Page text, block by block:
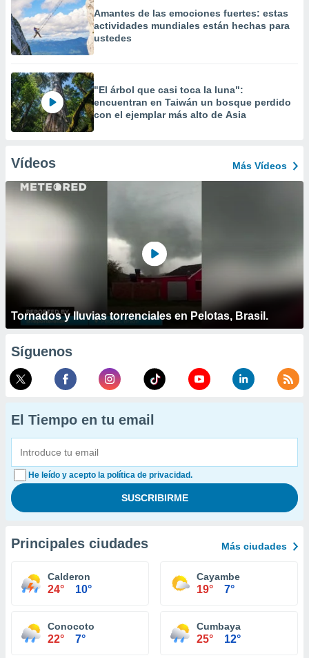
Amantes de las emociones fuertes: estas
actividades mundiales están hechas para
ustedes
"El árbol que casi toca la luna":
encuentran en Taiwán un bosque perdido
con el ejemplar más alto de Asia
Vídeos Más Vídeos
Tornados y lluvias torrenciales en Pelotas, Brasil.
Síguenos
El Tiempo en tu email
He leído y acepto la política de privacidad.
Principales ciudades Más ciudades
Calderon
24° 10°
Cayambe
19° 7°
Conocoto
22° 7°
Cumbaya
25° 12°